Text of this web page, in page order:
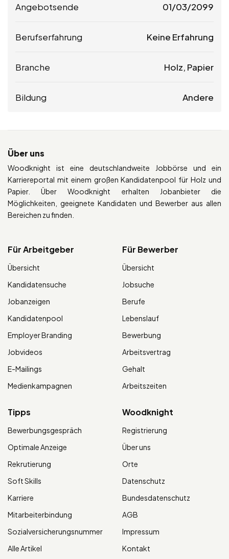
Angebotsende 01/03/2099
Berufserfahrung Keine Erfahrung
Branche Holz, Papier
Bildung Andere
Über uns
Woodknight ist eine deutschlandweite Jobbörse und ein
Karriereportal mit einem großen Kandidatenpool für Holz und
Papier. Über Woodknight erhalten Jobanbieter die
Möglichkeiten, geeignete Kandidaten und Bewerber aus allen
Bereichen zu finden.
Für Arbeitgeber
Übersicht
Kandidatensuche
Jobanzeigen
Kandidatenpool
Employer Branding
Jobvideos
E-Mailings
Medienkampagnen
Für Bewerber
Übersicht
Jobsuche
Berufe
Lebenslauf
Bewerbung
Arbeitsvertrag
Gehalt
Arbeitszeiten
Tipps
Bewerbungsgespräch
Optimale Anzeige
Rekrutierung
Soft Skills
Karriere
Mitarbeiterbindung
Sozialversicherungsnummer
Alle Artikel
Woodknight
Registrierung
Über uns
Orte
Datenschutz
Bundesdatenschutz
AGB
Impressum
Kontakt